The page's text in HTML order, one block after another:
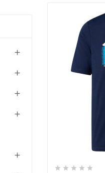






    